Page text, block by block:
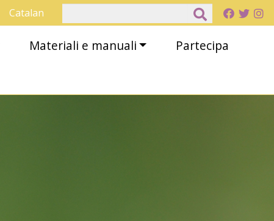
Catalan
Materiali e manuali
Partecipa